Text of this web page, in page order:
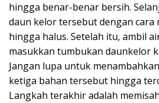
hingga benar-benar bersih.
daun kelor tersebut dengan cara
hingga halus. Setelah itu, ambil
masukkan tumbukan daunkelor
Jangan lupa untuk
ketiga bahan tersebut hingga
Langkah terakhir adalah